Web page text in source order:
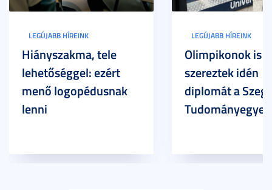
LEGÚJABB HÍREINK
Hiányszakma, tele
lehetőséggel: ezért
menő logopédusnak
lenni
LEGÚJABB HÍREINK
Olimpikonok is
szereztek idén
diplomát a